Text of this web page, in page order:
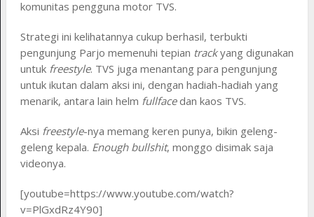
komunitas pengguna motor TVS.
Strategi ini kelihatannya cukup berhasil, terbukti
pengunjung Parjo memenuhi tepian trackyang digunakan
untuk freestyle. TVS juga menantang para pengunjung
untuk ikutan dalam aksi ini, dengan hadiah-hadiah yang
menarik, antara lain helm fullfacedan kaos TVS.
Aksi freestyle-nya memang keren punya, bikin geleng-
geleng kepala. Enough bullshit, monggo disimak saja
videonya.
[youtube=https://www.youtube.com/watch?
v=PlGxdRz4Y90]